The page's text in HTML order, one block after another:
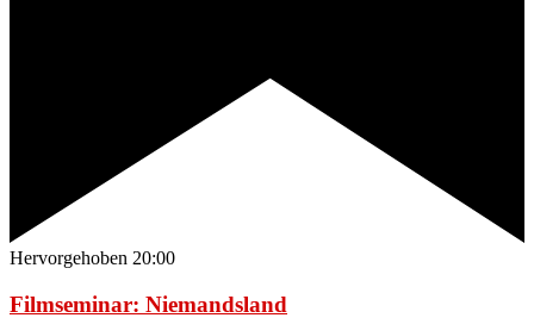
Hervorgehoben 20:00
Filmseminar: Niemandsland